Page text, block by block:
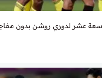
عشر لدوري روشن بدون